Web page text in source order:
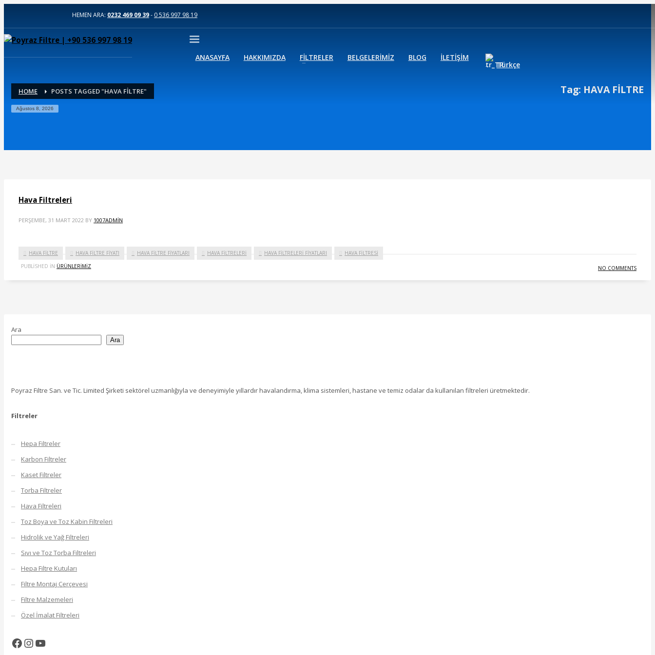
HEMEN ARA: 0232 469 09 39- 0 536 997 98 19
ANASAYFA HAKKIMIZDA FİLTRELER BELGELERİMİZ BLOG İLETİŞİM
Türkçe
HOME POSTS TAGGED "HAVA FİLTRE"
Ağustos 8, 2026
Tag: HAVA FİLTRE
Hava Filtreleri
PERŞEMBE, 31 MART 2022 BY 1007ADMIN
HAVA FİLTRE HAVA FİLTRE FİYATI HAVA FİLTRE FİYATLARI HAVA FİLTRELERİ HAVA FİLTRELERİ FİYATLARI
HAVA FİLTRESİ
PUBLISHED IN ÜRÜNLERIMIZ NO COMMENTS
Ara
Ara
Poyraz Filtre San. ve Tic. Limited Şirketi sektörel uzmanlığıyla ve deneyimiyle yıllardır havalandırma, klima sistemleri, hastane ve temiz odalar da kullanılan filtreleri üretmektedir.
Filtreler
Hepa Filtreler
Karbon Filtreler
Kaset Filtreler
Torba Filtreler
Hava Filtreleri
Toz Boya ve Toz Kabin Filtreleri
Hidrolik ve Yağ Filtreleri
Sıvı ve Toz Torba Filtreleri
Hepa Filtre Kutuları
Filtre Montaj Çerçevesi
Filtre Malzemeleri
Özel İmalat Filtreleri
Facebook
Instagram
YouTube